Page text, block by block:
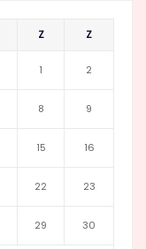
Z Z
1 2
8 9
15 16
22 23
29 30